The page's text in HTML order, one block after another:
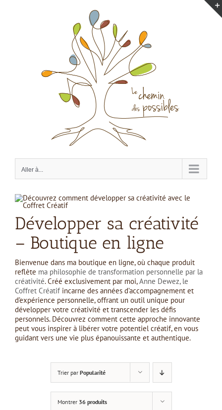
Aller à...
Développer sa créativité
– Boutique en ligne
Bienvenue dans ma boutique en ligne, où chaque produit
reflète ma philosophie de transformation personnelle par la
créativité. Créé exclusivement par moi,Anne Dewez, le
Coffret Créatifincarne des années d’accompagnement et
d’expérience personnelle, offrant un outil unique pour
développer votre créativité et transcender les défis
personnels. Découvrez comment cette approche innovante
peut vous inspirer à libérer votre potentiel créatif, en vous
guidant vers une vie plus épanouissante et authentique.
Trier par Popularité
Montrer 36 produits